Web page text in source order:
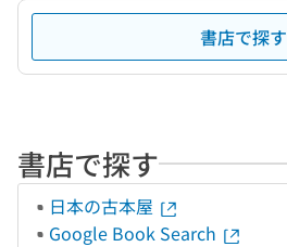
書店で探す
書店で探す
日本の古本屋
Google Book Search